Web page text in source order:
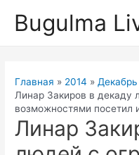
Bugulma
Главная 2014 Декабрь
Линар Закиров в декаду
возможностями посетил
Линар